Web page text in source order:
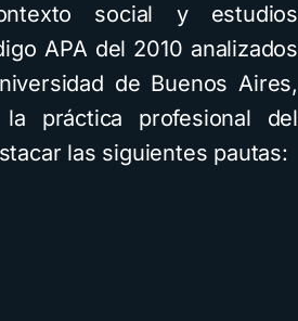
social y estudios
APA del 2010 analizados
de Buenos Aires,
práctica profesional del
las siguientes pautas: